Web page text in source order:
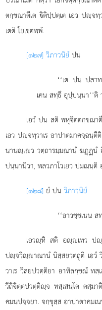
ตกฺขณาตีเต ิติปฺปตฺเต เอว ปฺจ
เตติ โยเชตพฺพํ.
[๑๒๗] วิภาวนิยํ ปน
‘‘เต ปน ปสา
เคน สทฺธึ อุปฺปนฺนา’’ติ
เอวํ ปน สติ พหุจิตฺตกฺขณา
เอว ปฺจทฺวาเร อาปาตมาคจฺฉนฺ
นานฺเว วตฺถารมฺมณานํ ฆฏฺฏ
ปนฺนานิวา, พลวภาโวเยว ปมณนฺติ
[๑๒๘] ยํ ปนวิภาวนิยํ
‘‘อาวชฺชเนน
เอวฺหิ สติ อฺเทว ปฺ
ปฺจวิฺาณานํ นิสฺสยวตฺถูติ เอวํ
วาเร วิสยปวตฺติยา อาทิลกฺขณํ ท
วีถิจิตฺตปวตฺติฺจ ทสฺเสนฺโต ตสฺมา
คมนปจฺจยา. จกฺขุสฺส อาปาตาคมเ